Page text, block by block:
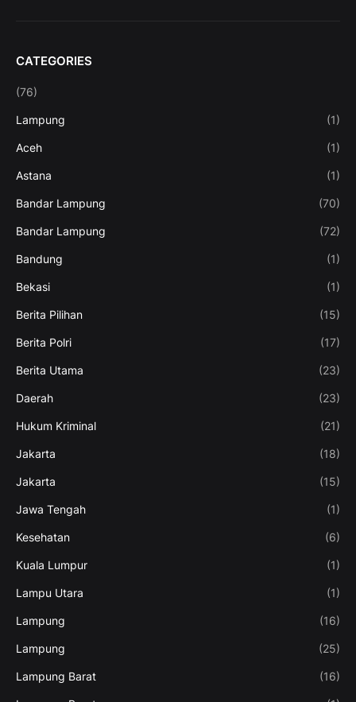
CATEGORIES
(76)
Lampung (1)
Aceh (1)
Astana (1)
Bandar Lampung (70)
Bandar Lampung (72)
Bandung (1)
Bekasi (1)
Berita Pilihan (15)
Berita Polri (17)
Berita Utama (23)
Daerah (23)
Hukum Kriminal (21)
Jakarta (18)
Jakarta (15)
Jawa Tengah (1)
Kesehatan (6)
Kuala Lumpur (1)
Lampu Utara (1)
Lampung (16)
Lampung (25)
Lampung Barat (16)